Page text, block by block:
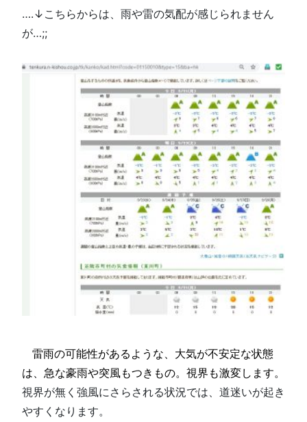
….↓こちらからは、雨や雷の気配が感じられません
が…;;
雷雨の可能性があるような、大気が不安定な状態
は、急な豪雨や突風もつきもの。視界も激変します。
視界が無く強風にさらされる状況では、道迷いが起き
やすくなります。